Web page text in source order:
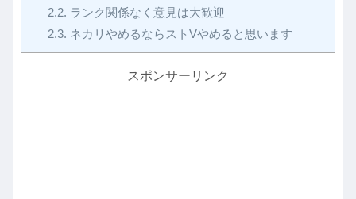
2.2. ランク関係なく意見は大歓迎
2.3. ネカリやめるならストVやめると思います
スポンサーリンク